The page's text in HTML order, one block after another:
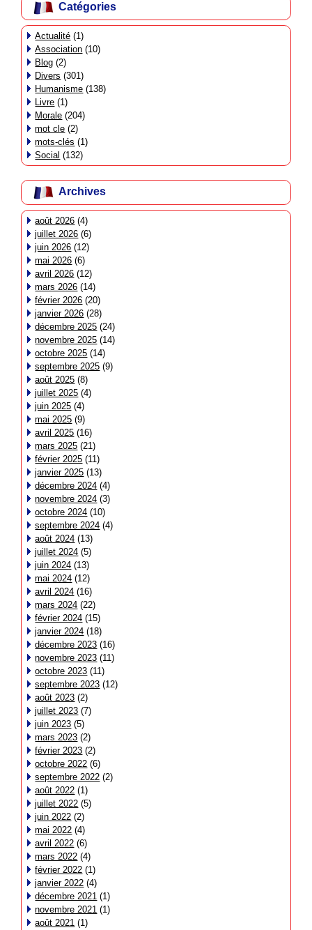
Catégories
Actualité (1)
Association (10)
Blog (2)
Divers (301)
Humanisme (138)
Livre (1)
Morale (204)
mot cle (2)
mots-clés (1)
Social (132)
Archives
août 2026 (4)
juillet 2026 (6)
juin 2026 (12)
mai 2026 (6)
avril 2026 (12)
mars 2026 (14)
février 2026 (20)
janvier 2026 (28)
décembre 2025 (24)
novembre 2025 (14)
octobre 2025 (14)
septembre 2025 (9)
août 2025 (8)
juillet 2025 (4)
juin 2025 (4)
mai 2025 (9)
avril 2025 (16)
mars 2025 (21)
février 2025 (11)
janvier 2025 (13)
décembre 2024 (4)
novembre 2024 (3)
octobre 2024 (10)
septembre 2024 (4)
août 2024 (13)
juillet 2024 (5)
juin 2024 (13)
mai 2024 (12)
avril 2024 (16)
mars 2024 (22)
février 2024 (15)
janvier 2024 (18)
décembre 2023 (16)
novembre 2023 (11)
octobre 2023 (11)
septembre 2023 (12)
août 2023 (2)
juillet 2023 (7)
juin 2023 (5)
mars 2023 (2)
février 2023 (2)
octobre 2022 (6)
septembre 2022 (2)
août 2022 (1)
juillet 2022 (5)
juin 2022 (2)
mai 2022 (4)
avril 2022 (6)
mars 2022 (4)
février 2022 (1)
janvier 2022 (4)
décembre 2021 (1)
novembre 2021 (1)
août 2021 (1)